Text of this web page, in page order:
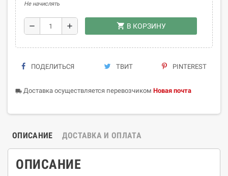
Не начислять
remove add shopping_cart В КОРЗИНУ
ПОДЕЛИТЬСЯ ТВИТ PINTEREST
local_shipping Доставка осуществляется перевозчиком Новая почта
ОПИСАНИЕ ДОСТАВКА И ОПЛАТА
ОПИСАНИЕ